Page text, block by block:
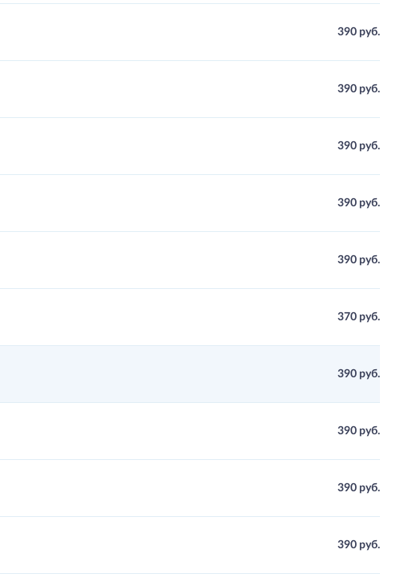
390 руб.
390 руб.
390 руб.
390 руб.
390 руб.
370 руб.
390 руб.
390 руб.
390 руб.
390 руб.